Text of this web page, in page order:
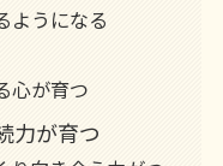
ようになる
心が育つ
力が育つ